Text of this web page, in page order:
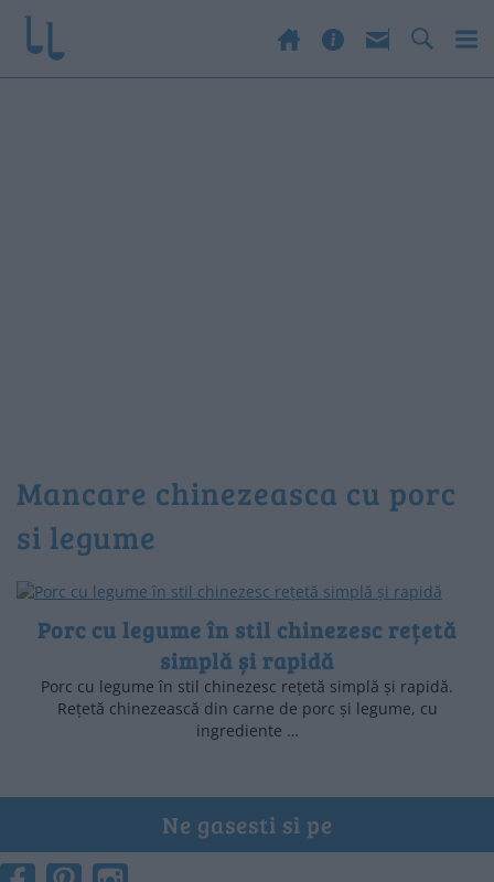
mancare chinezeasca cu porc
si legume
Porc cu legume în stil chinezesc rețetă
simplă și rapidă
Porc cu legume în stil chinezesc rețetă simplă și rapidă.
Rețetă chinezească din carne de porc și legume, cu
ingrediente …
Ne gasesti si pe